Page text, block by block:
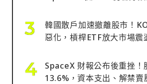
韓國散戶加速撤離股市！
惡化，槓桿ETF放大市場震
SpaceX 財報公布後重挫！
13.6%，資本支出、解禁賣